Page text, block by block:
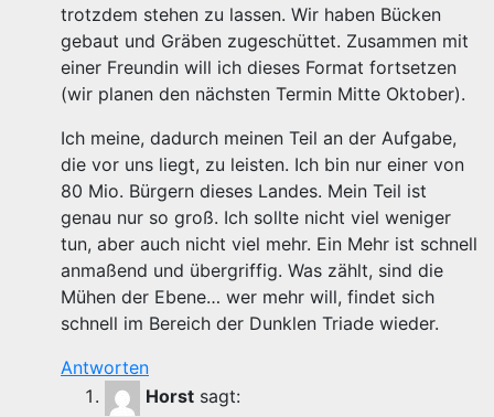
trotzdem stehen zu lassen. Wir haben Bücken
gebaut und Gräben zugeschüttet. Zusammen mit
einer Freundin will ich dieses Format fortsetzen
(wir planen den nächsten Termin Mitte Oktober).
Ich meine, dadurch meinen Teil an der Aufgabe,
die vor uns liegt, zu leisten. Ich bin nur einer von
80 Mio. Bürgern dieses Landes. Mein Teil ist
genau nur so groß. Ich sollte nicht viel weniger
tun, aber auch nicht viel mehr. Ein Mehr ist schnell
anmaßend und übergriffig. Was zählt, sind die
Mühen der Ebene… wer mehr will, findet sich
schnell im Bereich der Dunklen Triade wieder.
Antworten
Horst sagt: